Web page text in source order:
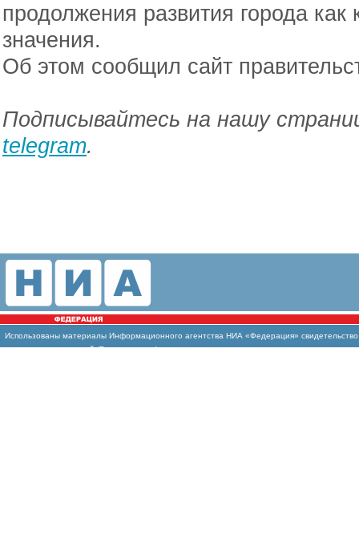
продолжения развития города как
значения.
Об этом сообщил сайт
Подписывайтесь на нашу
telegram.
Использованы материалы Информационного агентства НИА «Федерация»
массовых коммуникаций (Роскомнадзор)